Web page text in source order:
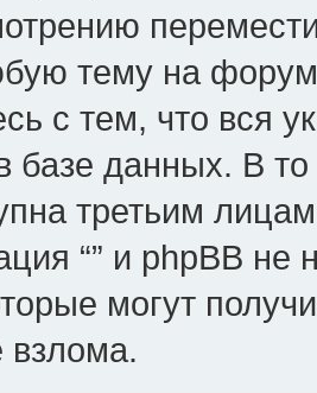
тему на
с тем, что вся
базе данных. В
третьим
“” и phpBB не
могут
взлома.